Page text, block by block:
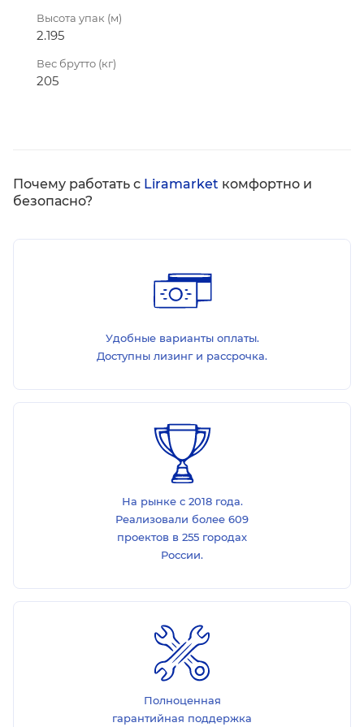
Высота упак (м)
2.195
Вес брутто (кг)
205
Почему работать с Liramarket комфортно и
безопасно?
Удобные варианты оплаты.
Доступны лизинг и рассрочка.
На рынке с 2018 года.
Реализовали более 609
проектов в 255 городах
России.
Полноценная
гарантийная поддержка